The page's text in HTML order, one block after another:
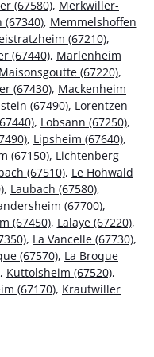
(67580), Merkwiller-
, Memmelshoffen
(67210),
(67440), Marlenheim
Maisonsgoutte (67220),
(67430), Mackenheim
(67490), Lorentzen
, Lobsann (67250),
, Lipsheim (67640),
(67150), Lichtenberg
(67510), Le Hohwald
, Laubach (67580),
(67700),
(67450), Lalaye (67220),
, La Vancelle (67730),
(67570), La Broque
, Kuttolsheim (67520),
(67170), Krautwiller